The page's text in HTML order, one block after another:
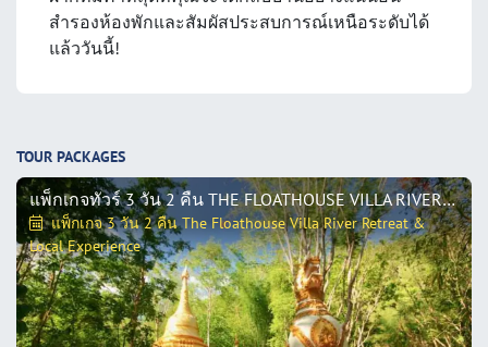
สำรองห้องพักและสัมผัสประสบการณ์เหนือระดับได้
แล้ววันนี้!
TOUR PACKAGES
แพ็กเกจทัวร์ 3 วัน 2 คืน THE FLOATHOUSE VILLA RIVER RETREAT & LOCAL EXPERIENCE
แพ็กเกจ 3 วัน 2 คืน The Floathouse Villa River Retreat &
Local Experience